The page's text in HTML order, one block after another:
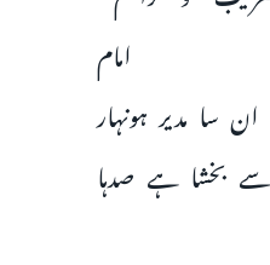
سا مدیر ہونہار
بخشا ہے صدہا